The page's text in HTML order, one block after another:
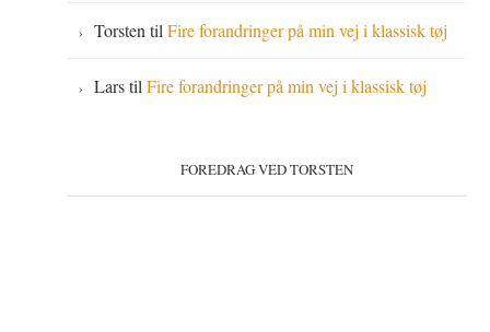
Torsten tilFire forandringer på min vej i klassisk tøj
LarstilFire forandringer på min vej i klassisk tøj
FOREDRAG VED TORSTEN